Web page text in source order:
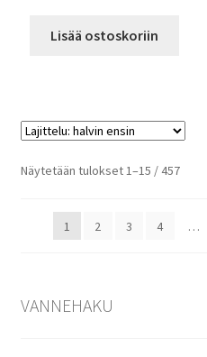
Lisää ostoskoriin
Näytetään tulokset 1–15 / 457Halvin
1 2 3 4 …
VANNEHAKU